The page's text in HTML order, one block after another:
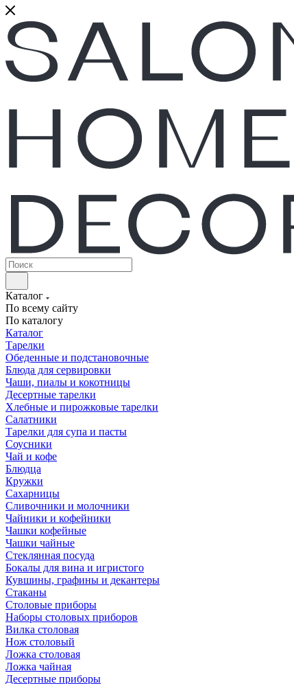
Каталог
По всему сайту
По каталогу
Каталог
Тарелки
Обеденные и подстановочные
Блюда для сервировки
Чаши, пиалы и кокотницы
Десертные тарелки
Хлебные и пирожковые тарелки
Салатники
Тарелки для супа и пасты
Соусники
Чай и кофе
Блюдца
Кружки
Сахарницы
Сливочники и молочники
Чайники и кофейники
Чашки кофейные
Чашки чайные
Стеклянная посуда
Бокалы для вина и игристого
Кувшины, графины и декантеры
Стаканы
Столовые приборы
Наборы столовых приборов
Вилка столовая
Нож столовый
Ложка столовая
Ложка чайная
Десертные приборы